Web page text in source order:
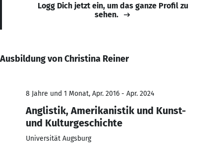
Logg Dich jetzt ein, um das ganze Profil zu
sehen.
Ausbildung von Christina Reiner
8 Jahre und 1 Monat, Apr. 2016 - Apr. 2024
Anglistik, Amerikanistik und Kunst-
und Kulturgeschichte
Universität Augsburg